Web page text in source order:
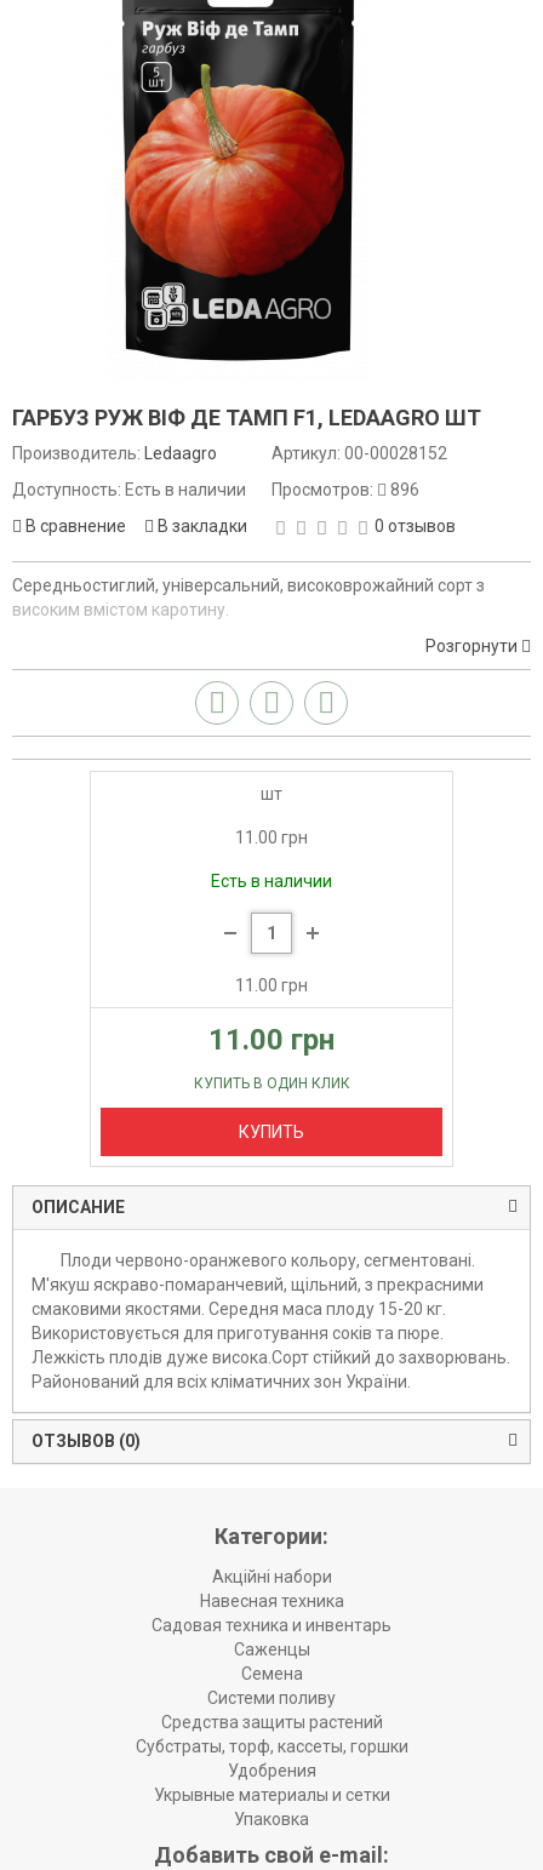
ГАРБУЗ РУЖ ВІФ ДЕ ТАМП F1, LEDAAGRO ШТ
Производитель:
Ledaagro
Доступность: Есть в наличии
В сравнение
В закладки
Артикул: 00-00028152
Просмотров:
896
0 отзывов
Середньостиглий, універсальний, високоврожайний сорт з
високим вмістом каротину.
Розгорнути
шт
11.00 грн
Есть в наличии
11.00 грн
11.00 грн
КУПИТЬ В ОДИН КЛИК
КУПИТЬ
ОПИСАНИЕ
Плоди червоно-оранжевого кольору, сегментовані.
М'якуш яскраво-помаранчевий, щільний, з прекрасними
смаковими якостями. Середня маса плоду 15-20 кг.
Використовується для приготування соків та пюре.
Лежкість плодів дуже висока.Сорт стійкий до захворювань.
Районований для всіх кліматичних зон України.
ОТЗЫВОВ (0)
Категории:
Акційні набори
Навесная техника
Садовая техника и инвентарь
Саженцы
Семена
Системи поливу
Средства защиты растений
Субстраты, торф, кассеты, горшки
Удобрения
Укрывные материалы и сетки
Упаковка
Добавить свой e-mail: